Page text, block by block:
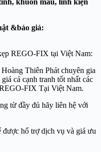
khuôn mẫu, linh kiện
&báo giá:
REGO-FIX tại Việt Nam:
Thiên Phát chuyên gia
cả cạnh tranh tốt nhất các
FIX Tại Việt Nam.
từ đầy đủ hãy liên hệ với
hổ trợ dịch vụ và giá ưu